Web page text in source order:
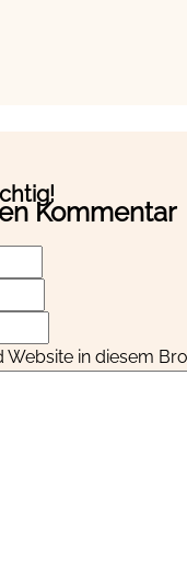
Kommentar
Website in diesem